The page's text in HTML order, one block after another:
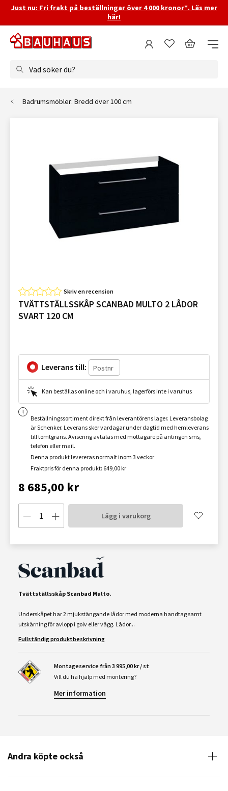
Just nu: Fri frakt på beställningar över 4 000 kronor*. Läs mer
här!
Vad söker du?
Badrumsmöbler: Bredd över 100 cm
Skriv en recension
TVÄTTSTÄLLSSKÅP SCANBAD MULTO 2 LÅDOR
SVART 120 CM
Leverans till:
Kan beställas online och i varuhus, lagerförs inte i varuhus
Beställningssortiment direkt från leverantörens lager. Leveransbolag
är Schenker. Leverans sker vardagar under dagtid med hemleverans
till tomtgräns. Avisering avtalas med mottagare på antingen sms,
telefon eller mail.
Denna produkt levereras normalt inom 3 veckor
Fraktpris för denna produkt: 649,00 kr
8 685,00 kr
Lägg i varukorg
Tvättställsskåp Scanbad Multo.
Underskåpet har 2 mjukstängande lådor med moderna handtag samt
utskärning för avlopp i golv eller vägg. Lådor...
Fullständig produktbeskrivning
Montageservice från 3 995,00 kr / st
Vill du ha hjälp med montering?
Mer information
Andra köpte också